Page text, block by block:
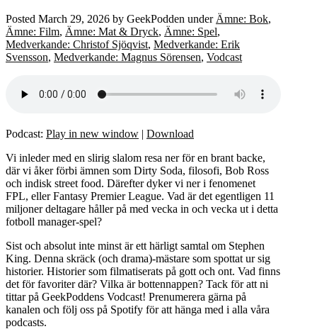
Posted March 29, 2026 by GeekPodden under Ämne: Bok,
Ämne: Film, Ämne: Mat & Dryck, Ämne: Spel,
Medverkande: Christof Sjöqvist, Medverkande: Erik
Svensson, Medverkande: Magnus Sörensen, Vodcast
Podcast: Play in new window | Download
Vi inleder med en slirig slalom resa ner för en brant backe,
där vi åker förbi ämnen som Dirty Soda, filosofi, Bob Ross
och indisk street food. Därefter dyker vi ner i fenomenet
FPL, eller Fantasy Premier League. Vad är det egentligen 11
miljoner deltagare håller på med vecka in och vecka ut i detta
fotboll manager-spel?
Sist och absolut inte minst är ett härligt samtal om Stephen
King. Denna skräck (och drama)-mästare som spottat ur sig
historier. Historier som filmatiserats på gott och ont. Vad finns
det för favoriter där? Vilka är bottennappen? Tack för att ni
tittar på GeekPoddens Vodcast! Prenumerera gärna på
kanalen och följ oss på Spotify för att hänga med i alla våra
podcasts.